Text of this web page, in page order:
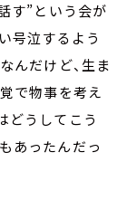
す”という会が
号泣するよう
んだけど、生ま
で物事を考え
どうしてこう
あったんだっ